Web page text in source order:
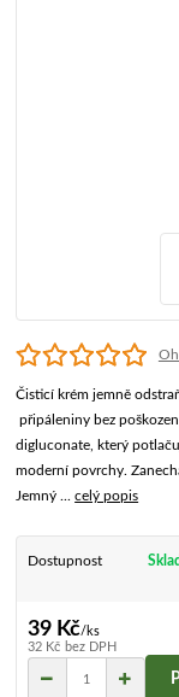
Čisticí krém jemně
připáleniny bez
digluconate, který
moderní povrchy.
Jemný ...celý popis
Dostupnost
39 Kč/ks
32 Kč bez DPH